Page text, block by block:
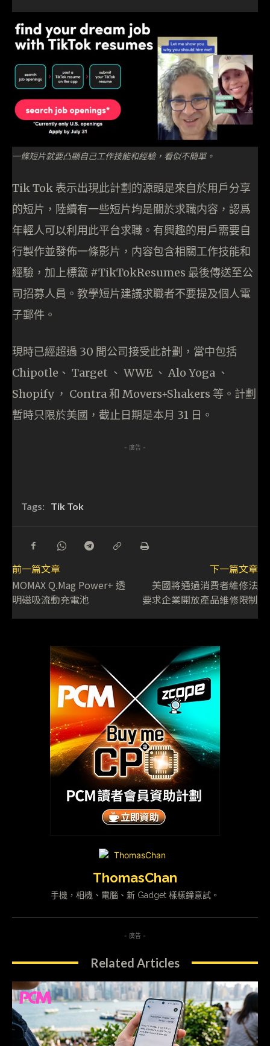
一條短片就要凸顯自己工作技能和經驗，看似不簡單。
Tik Tok 表示出現此計劃的源頭是來自於用戶分享
的短片，陸續有一些短片均是關於求職内容，認爲
年輕人可以利用此平台求職。有興趣的用戶需要自
行製作並發佈一條影片，内容包含相關工作技能和
經驗，加上標籤 #TikTokResumes 最後傳送至公
司招募人員。教學短片建議求職者不要提及個人電
子郵件。
現時已經超過 30 間公司接受此計劃，當中包括
Chipotle、 Target 、 WWE 、 Alo Yoga 、
Shopify ， Contra 和 Movers+Shakers 等。計劃
暫時只限於美國，截止日期是本月 31 日。
- 廣告 -
Tags: Tik Tok
前一篇文章
MOMAX Q.Mag Power+ 透
明磁吸流動充電池
下一篇文章
美國將通過消費者維修法
要求企業開放產品維修限制
ThomasChan
手機，相機、電腦、新 Gadget 樣樣鐘意試。
- 廣告 -
Related Articles